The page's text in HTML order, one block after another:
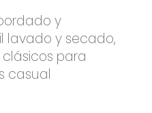
y
lavado y secado,
para
casual